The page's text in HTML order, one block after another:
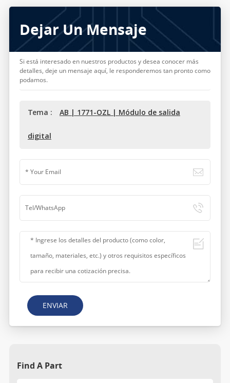
Dejar Un Mensaje
Si está interesado en nuestros productos y desea conocer más
detalles, deje un mensaje aquí, le responderemos tan pronto como
podamos.
Tema : AB | 1771-OZL | Módulo de salida
digital
ENVIAR
Find A Part